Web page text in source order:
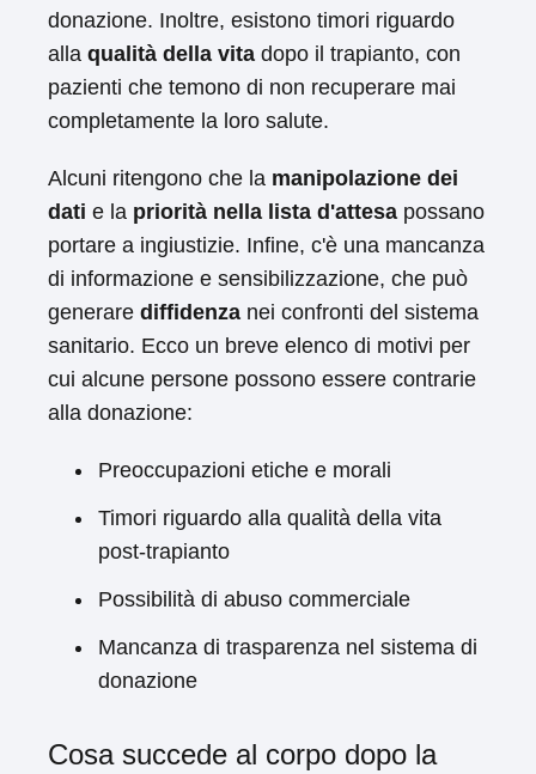
donazione. Inoltre, esistono timori riguardo
alla qualità della vita dopo il trapianto, con
pazienti che temono di non recuperare mai
completamente la loro salute.
Alcuni ritengono che la manipolazione dei
dati e la priorità nella lista d'attesa possano
portare a ingiustizie. Infine, c'è una mancanza
di informazione e sensibilizzazione, che può
generare diffidenza nei confronti del sistema
sanitario. Ecco un breve elenco di motivi per
cui alcune persone possono essere contrarie
alla donazione:
Preoccupazioni etiche e morali
Timori riguardo alla qualità della vita
post-trapianto
Possibilità di abuso commerciale
Mancanza di trasparenza nel sistema di
donazione
Cosa succede al corpo dopo la